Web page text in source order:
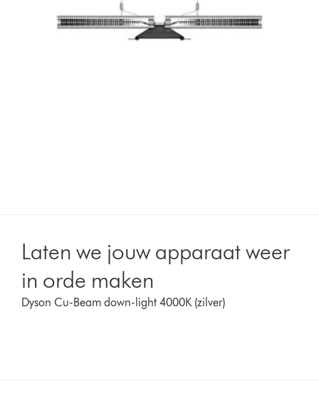
Laten we jouw apparaat weer
in orde maken
Dyson Cu-Beam down-light 4000K (zilver)